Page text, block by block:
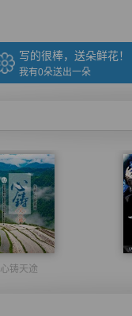
写的很棒，送朵鲜花！
我有0朵送出一朵
心铸天途